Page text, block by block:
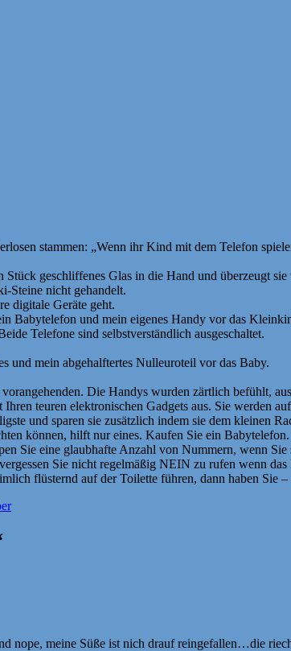
stammen: „Wenn ihr Kind mit dem Telefon
geschliffenes Glas in die Hand und überzeugt sie
Steine nicht gehandelt.
digitale Geräte geht.
Babytelefon und mein eigenes Handy vor das
Telefone sind selbstverständlich ausgeschaltet.
und mein abgehalftertes Nulleuroteil vor das Baby.
Die Handys wurden zärtlich befühlt,
teuren elektronischen Gadgets aus. Sie werden
und sparen sie zusätzlich indem sie dem kleinen
können, hilft nur eines. Kaufen Sie ein
Sie eine glaubhafte Anzahl von Nummern, wenn
Sie nicht regelmäßig NEIN zu rufen wenn
flüsternd auf der Toilette führen, dann haben Sie
nope, meine Süße ist nich drauf reingefallen…die